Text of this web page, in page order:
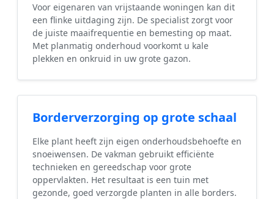
Voor eigenaren van vrijstaande woningen kan dit
een flinke uitdaging zijn. De specialist zorgt voor
de juiste maaifrequentie en bemesting op maat.
Met planmatig onderhoud voorkomt u kale
plekken en onkruid in uw grote gazon.
Borderverzorging op grote schaal
Elke plant heeft zijn eigen onderhoudsbehoefte en
snoeiwensen. De vakman gebruikt efficiënte
technieken en gereedschap voor grote
oppervlakten. Het resultaat is een tuin met
gezonde, goed verzorgde planten in alle borders.